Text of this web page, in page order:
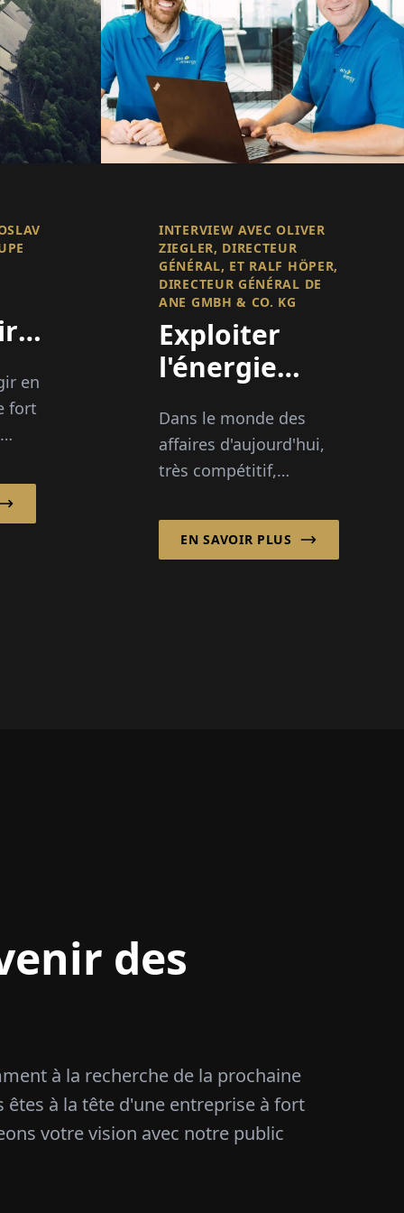
en
fort
INTERVIEW AVEC OLIVER
ZIEGLER, DIRECTEUR
GÉNÉRAL, ET RALF HÖPER,
DIRECTEUR GÉNÉRAL DE
ANE GMBH & CO. KG
Exploiter
l'énergie
économiquement
Dans le monde des
affaires d'aujourd'hui,
très compétitif,
pour les initiatives
vertes est souvent mis
EN SAVOIR PLUS
des
à la recherche de la prochaine
à la tête d'une entreprise à fort
votre vision avec notre public